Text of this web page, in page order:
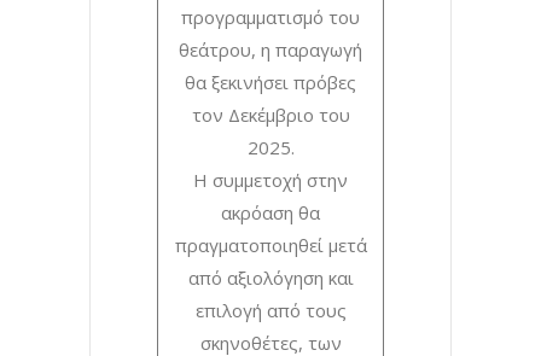
προγραμματισμό του
θεάτρου, η παραγωγή
θα ξεκινήσει πρόβες
τον Δεκέμβριο του
2025.
Η συμμετοχή στην
ακρόαση θα
πραγματοποιηθεί μετά
από αξιολόγηση και
επιλογή από τους
σκηνοθέτες, των